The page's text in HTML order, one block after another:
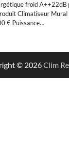
froid
Climatiseur
€ Puissance…
© 2026Clim